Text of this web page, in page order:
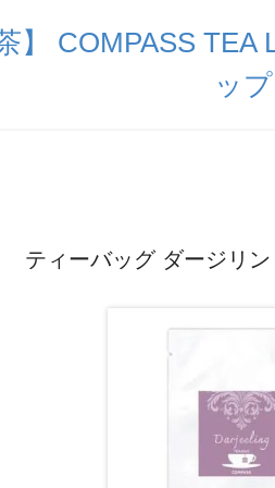
】 COMPASS
ップ
ティーバッグ ダージリ